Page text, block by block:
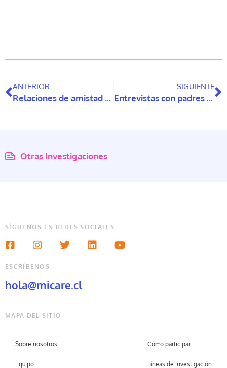
ANTERIOR
Relaciones de amistad en la vejez: un análisis desde las trayectorias de vida, la participación social y el bienestar
SIGUIENTE
Entrevistas con padres sobre lo que supone tener un hijo con discapacidad intelectual y comportamientos problemáticos
Otras Investigaciones
SÍGUENOS EN REDES SOCIALES
ESCRÍBENOS
hola@micare.cl
MAPA DEL SITIO
Sobre nosotros
Equipo
Cómo participar
Líneas de investigación